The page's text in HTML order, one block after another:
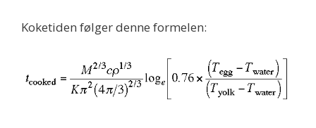
Koketiden følger denne formelen: